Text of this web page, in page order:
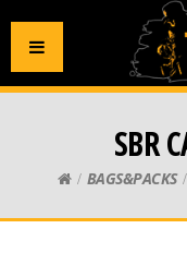
SBR
BAGS&PACKS